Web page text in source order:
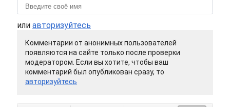
или авторизуйтесь
Комментарии от анонимных пользователей
появляются на сайте только после проверки
модератором. Если вы хотите, чтобы ваш
комментарий был опубликован сразу, то
авторизуйтесь